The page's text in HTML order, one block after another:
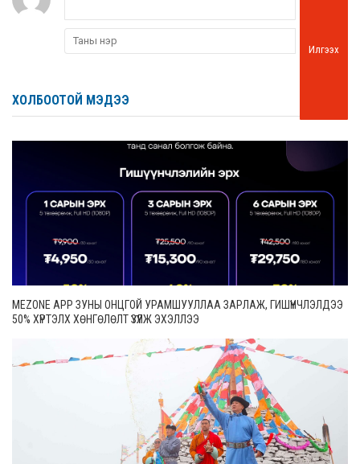
Илгээх
ХОЛБООТОЙ МЭДЭЭ
MEZONE APP ЗУНЫ ОНЦГОЙ УРАМШУУЛЛАА ЗАРЛАЖ, ГИШҮҮНЧЛЭЛДЭЭ
50% ХҮРТЭЛХ ХӨНГӨЛӨЛТ ҮЗҮҮЛЖ ЭХЭЛЛЭЭ